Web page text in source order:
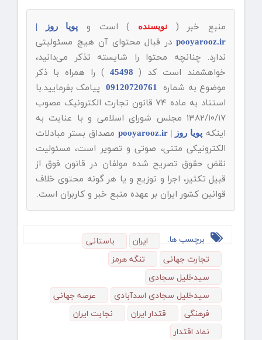
منبع خبر ( نویسنده ) است وپویا روز |
pooyarooz.ir در قبال محتوای آن هیچ مسئولیتی
ندارد. چنانچه محتوا را شایسته تذکر می‌دانید،
خواهشمند است کد (
) را همراه با ذکر
موضوع به شماره
پیامک بفرمایید.با
استناد به ماده ۷۴ قانون تجارت الکترونیک مصوب
۱۳۸۲/۱۰/۱۷ مجلس شورای اسلامی و با عنایت به
اینکهپویا روز | pooyarooz.ir
مصداق بستر مبادلات
الکترونیکی متنی، صوتی و تصویر است، مسئولیت
نقض حقوق تصریح شده مولفان در قانون فوق از
قبیل تکثیر، اجرا و توزیع و یا هر گونه محتوی خلاف
قوانین کشور ایران بر عهده منبع خبر و کاربران است.
برچسب ها: ایران
باستانی
تجارت جهانی
تنگه هرمز
سیدخلیل سجادی
سیدخلیل سجادی اسدآبادی
عرصه جهانی
فرهنگی
قتدار ایران
نجابت ایران
نماد اقتدار